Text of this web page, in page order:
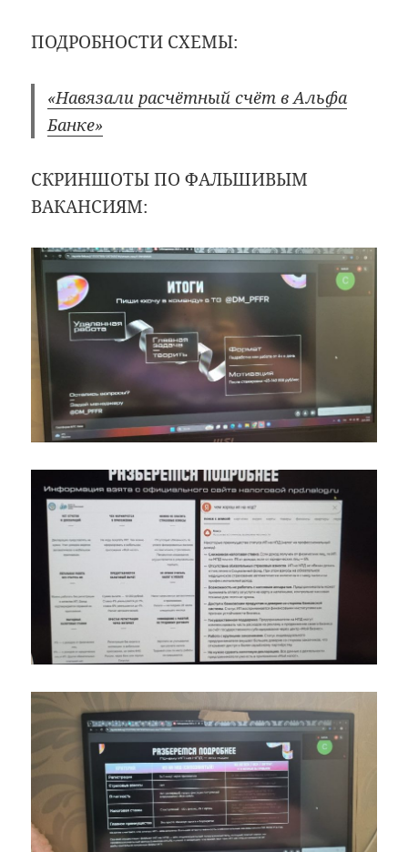
ПОДРОБНОСТИ СХЕМЫ:
«Навязали расчётный счёт в Альфа
Банке»
СКРИНШОТЫ ПО ФАЛЬШИВЫМ
ВАКАНСИЯМ: